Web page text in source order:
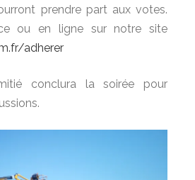
prendre part aux votes.
ou en ligne sur notre site
adherer
conclura la soirée pour